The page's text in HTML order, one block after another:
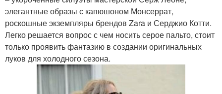
элегантные образы с капюшоном Монсеррат,
роскошные экземпляры брендов Zara и Серджио Котти.
Легко решается вопрос с чем носить серое пальто, стоит
только проявить фантазию в создании оригинальных
луков для холодного сезона.